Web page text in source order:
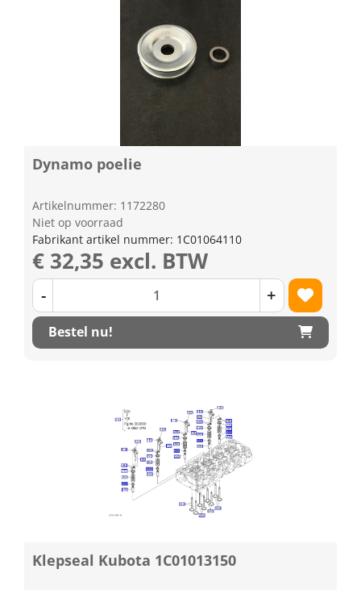
Dynamo poelie
Artikelnummer: 1172280
Niet op voorraad
Fabrikant artikel nummer: 1C01064110
€ 32,35 excl. BTW
- +
Bestel nu!
Klepseal Kubota 1C01013150